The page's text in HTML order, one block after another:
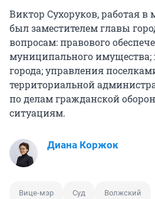
Виктор Сухоруков, работая в
был заместителем главы
вопросам: правового
муниципального имущества;
города; управления
территориальной
по делам гражданской
ситуациям.
Диана Коржок
Вице-мэр Суд Волжский